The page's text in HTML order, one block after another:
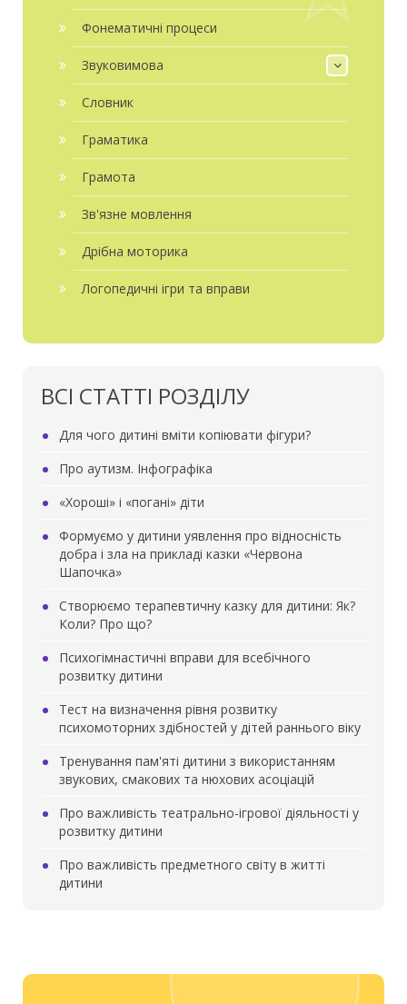
Фонематичні процеси
Звуковимова
Словник
Граматика
Грамота
Зв'язне мовлення
Дрібна моторика
Логопедичні ігри та вправи
ВСІ СТАТТІ РОЗДІЛУ
Для чого дитині вміти копіювати фігури?
Про аутизм. Інфографіка
«Хороші» і «погані» діти
Формуємо у дитини уявлення про відносність
добра і зла на прикладі казки «Червона
Шапочка»
Створюємо терапевтичну казку для дитини: Як?
Коли? Про що?
Психогімнастичні вправи для всебічного
розвитку дитини
Тест на визначення рівня розвитку
психомоторних здібностей у дітей раннього віку
Тренування пам'яті дитини з використанням
звукових, смакових та нюхових асоціацій
Про важливість театрально-ігрової діяльності у
розвитку дитини
Про важливість предметного світу в житті
дитини